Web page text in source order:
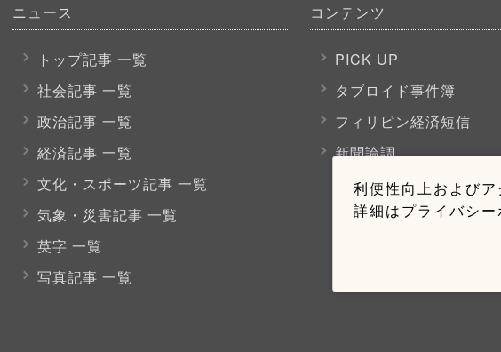
利便性向上および
詳細はプライバシー
ニュース
トップ記事 一覧
社会記事 一覧
政治記事 一覧
経済記事 一覧
文化・スポーツ記事 一覧
気象・災害記事 一覧
英字 一覧
写真記事 一覧
コンテンツ
PICK UP
タブロイド事件簿
フィリピン経済短信
新聞論調